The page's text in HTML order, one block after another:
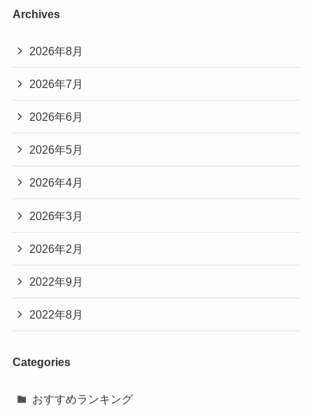
Archives
2026年8月
2026年7月
2026年6月
2026年5月
2026年4月
2026年3月
2026年2月
2022年9月
2022年8月
Categories
おすすめランキング